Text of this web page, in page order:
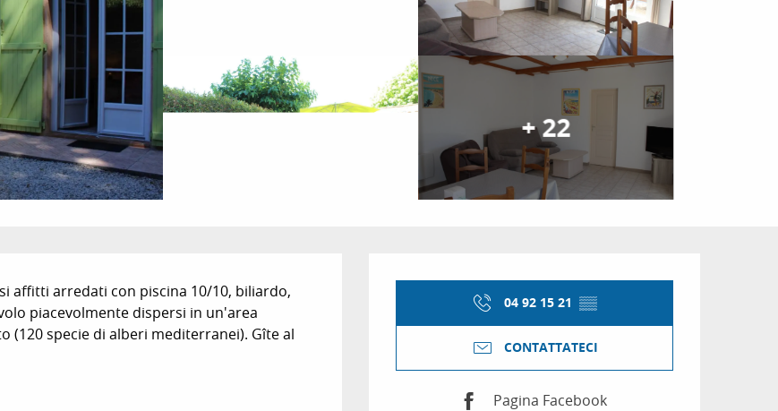
+ 22
Orari e contatti
04 92 15 21 ▒▒
CONTATTATECI
Pagina Facebook
affitti arredati con piscina 10/10, biliardo,
piacevolmente dispersi in un'area
specie di alberi mediterranei). Gîte al